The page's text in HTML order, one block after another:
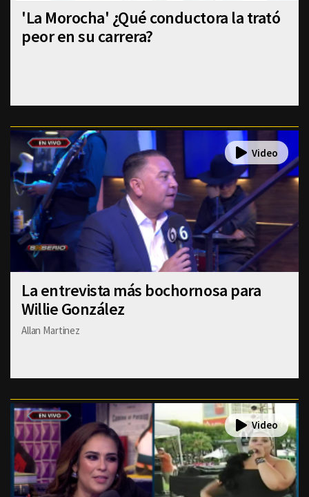
'La Morocha' ¿Qué conductora la trató
peor en su carrera?
La entrevista más bochornosa para
Willie González
Allan Martinez